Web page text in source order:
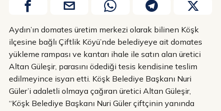
Aydın’ın domates üretim merkezi olarak bilinen Köşk
ilçesine bağlı Çiftlik Köyü’nde belediyeye ait domates
yükleme rampası ve kantarı ihale ile satın alan üretici
Altan Güleşir, parasını ödediği tesis kendisine teslim
edilmeyince isyan etti. Köşk Belediye Başkanı Nuri
Güler’i adaletli olmaya çağıran üretici Altan Güleşir,
“Köşk Belediye Başkanı Nuri Güler çiftçinin yanında